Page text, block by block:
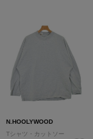
N.HOOLYWOOD
Tシャツ・カットソー